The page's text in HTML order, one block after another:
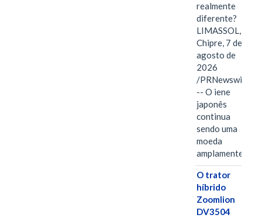
realmente
diferente?
LIMASSOL,
Chipre, 7 de
agosto de
2026
/PRNewswire/
-- O iene
japonês
continua
sendo uma
moeda
amplamente…
O trator
híbrido
Zoomlion
DV3504